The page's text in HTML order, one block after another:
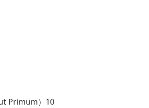
Primum）10